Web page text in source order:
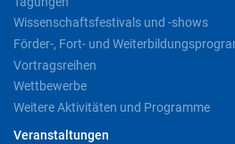
Wissenschaftsfestivals und -shows
Förder-, Fort- und
Vortragsreihen
Wettbewerbe
Weitere Aktivitäten und Programme
Veranstaltungen